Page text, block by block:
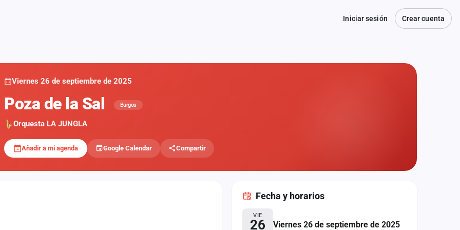
Iniciar sesión Crear cuenta
Viernes 26 de septiembre de 2025
Poza de la Sal Burgos
Orquesta LA JUNGLA
Añadir a mi agenda Google Calendar Compartir
Fecha y horarios
VIE
26 Viernes 26 de septiembre de 2025